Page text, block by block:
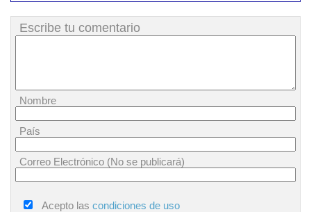
Escribe tu comentario
Nombre
País
Correo Electrónico (No se publicará)
Acepto las condiciones de uso